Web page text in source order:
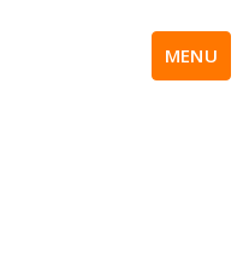
MENU